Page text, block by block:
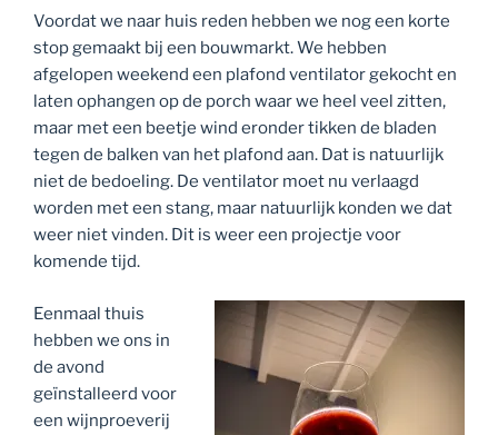
Voordat we naar huis reden hebben we nog een korte
stop gemaakt bij een bouwmarkt. We hebben
afgelopen weekend een plafond ventilator gekocht en
laten ophangen op de porch waar we heel veel zitten,
maar met een beetje wind eronder tikken de bladen
tegen de balken van het plafond aan. Dat is natuurlijk
niet de bedoeling. De ventilator moet nu verlaagd
worden met een stang, maar natuurlijk konden we dat
weer niet vinden. Dit is weer een projectje voor
komende tijd.
Eenmaal thuis
hebben we ons in
de avond
geïnstalleerd voor
een wijnproeverij